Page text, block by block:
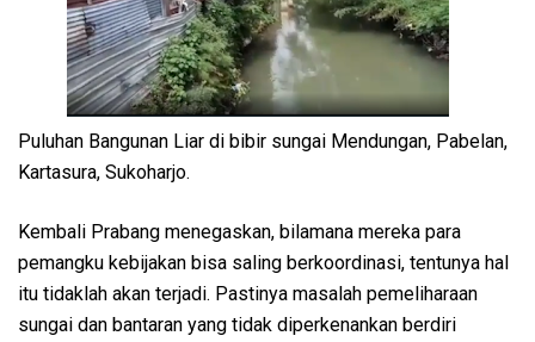
Puluhan Bangunan Liar di bibir sungai Mendungan, Pabelan,
Kartasura, Sukoharjo.
Kembali Prabang menegaskan, bilamana mereka para
pemangku kebijakan bisa saling berkoordinasi, tentunya hal
itu tidaklah akan terjadi. Pastinya masalah pemeliharaan
sungai dan bantaran yang tidak diperkenankan berdiri